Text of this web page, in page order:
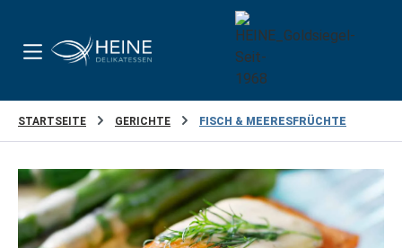
STARTSEITE GERICHTE FISCH & MEERESFRÜCHTE
Bildergalerie überspringen